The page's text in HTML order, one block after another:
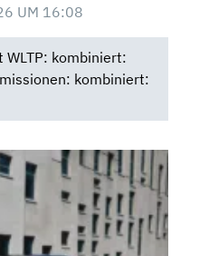
UM 16:08
WLTP: kombiniert:
kombiniert: